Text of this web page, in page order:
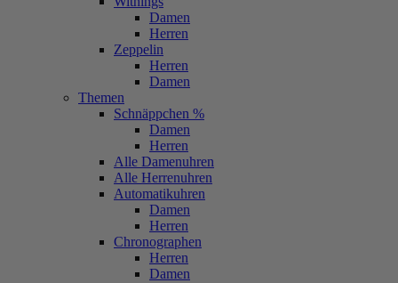
Damen
Herren
Zeppelin
Herren
Damen
Themen
Schnäppchen %
Damen
Herren
Alle Damenuhren
Alle Herrenuhren
Automatikuhren
Damen
Herren
Chronographen
Herren
Damen